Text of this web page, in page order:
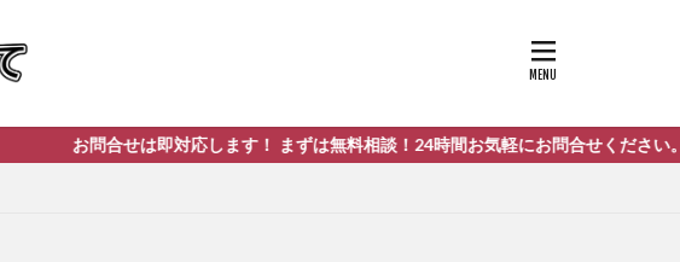
お問合せは即対応します！ まずは無料相談！24時間お気軽にお問合せください。お問い